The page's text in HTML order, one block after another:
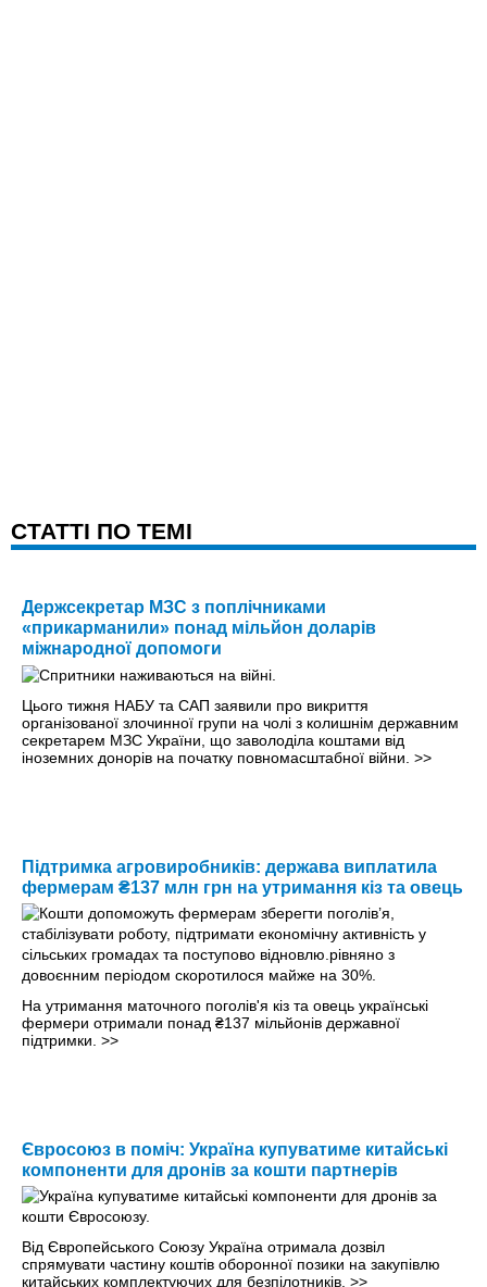
CТАТТІ ПО ТЕМІ
Держсекретар МЗС з поплічниками
«прикарманили» понад мільйон доларів
міжнародної допомоги
Цього тижня НАБУ та САП заявили про викриття
організованої злочинної групи на чолі з колишнім державним
секретарем МЗС України, що заволоділа коштами від
іноземних донорів на початку повномасштабної війни. >>
Підтримка агровиробників: держава виплатила
фермерам ₴137 млн грн на утримання кіз та овець
На утримання маточного поголів'я кіз та овець українські
фермери отримали понад ₴137 мільйонів державної
підтримки. >>
Євросоюз в поміч: Україна купуватиме китайські
компоненти для дронів за кошти партнерів
Від Європейського Союзу Україна отримала дозвіл
спрямувати частину коштів оборонної позики на закупівлю
китайських комплектуючих для безпілотників. >>